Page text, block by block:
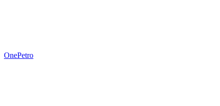
OnePetro